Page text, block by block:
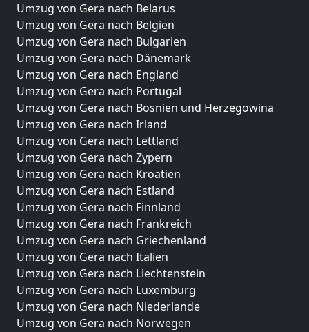
Umzug von Gera nach Belarus
Umzug von Gera nach Belgien
Umzug von Gera nach Bulgarien
Umzug von Gera nach Dänemark
Umzug von Gera nach England
Umzug von Gera nach Portugal
Umzug von Gera nach Bosnien und Herzegowina
Umzug von Gera nach Irland
Umzug von Gera nach Lettland
Umzug von Gera nach Zypern
Umzug von Gera nach Kroatien
Umzug von Gera nach Estland
Umzug von Gera nach Finnland
Umzug von Gera nach Frankreich
Umzug von Gera nach Griechenland
Umzug von Gera nach Italien
Umzug von Gera nach Liechtenstein
Umzug von Gera nach Luxemburg
Umzug von Gera nach Niederlande
Umzug von Gera nach Norwegen